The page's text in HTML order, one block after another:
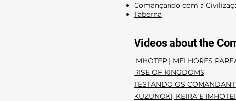
Comançando com a
Taberna
Videos about the
IMHOTEP | MELHORES
RISE OF KINGDOMS
TESTANDO OS
KUZUNOKI, KEIRA E